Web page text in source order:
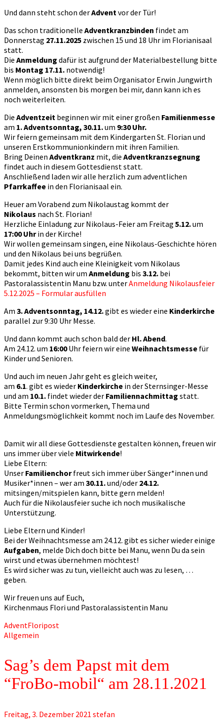
Und dann steht schon derAdvent vor der Tür!
Das schon traditionelle Adventkranzbinden findet am
Donnerstag 27.11.2025 zwischen 15 und 18 Uhr im Florianisaal
statt.
Die Anmeldung dafür ist aufgrund der Materialbestellung bitte
bis Montag 17.11. notwendig!
Wenn möglich bitte direkt beim Organisator Erwin Jungwirth
anmelden, ansonsten bis morgen bei mir, dann kann ich es
noch weiterleiten.
Die Adventzeit beginnen wir mit einer großen Familienmesse
am 1. Adventsonntag, 30.11.um 9:30 Uhr.
Wir feiern gemeinsam mit dem Kindergarten St. Florian und
unseren Erstkommunionkindern mit ihren Familien.
Bring Deinen Adventkranz mit, die Adventkranzsegnung
findet auch in diesem Gottesdienst statt.
Anschließend laden wir alle herzlich zum adventlichen
Pfarrkaffee in den Florianisaal ein.
Heuer am Vorabend zum Nikolaustag kommt der
Nikolaus nach St. Florian!
Herzliche Einladung zur Nikolaus-Feier am Freitag 5.12.um
17:00 Uhrin der Kirche!
Wir wollen gemeinsam singen, eine Nikolaus-Geschichte hören
und den Nikolaus bei uns begrüßen.
Damit jedes Kind auch eine Kleinigkeit vom Nikolaus
bekommt, bitten wir um Anmeldung bis 3.12. bei
Pastoralassistentin Manu bzw. unterAnmeldung Nikolausfeier
5.12.2025 – Formular ausfüllen
Am 3. Adventsonntag, 14.12.gibt es wieder eine Kinderkirche
parallel zur 9:30 Uhr Messe.
Und dann kommt auch schon bald der Hl. Abend.
Am 24.12. um 16:00Uhr feiern wir eine Weihnachtsmesse für
Kinder und Senioren.
Und auch im neuen Jahr geht es gleich weiter,
am 6.1. gibt es wieder Kinderkirche in der Sternsinger-Messe
und am 10.1. findet wieder der Familiennachmittag statt.
Bitte Termin schon vormerken, Thema und
Anmeldungsmöglichkeit kommt noch im Laufe des November.
Damit wir all diese Gottesdienste gestalten können, freuen wir
uns immer über viele Mitwirkende!
Liebe Eltern:
Unser Familienchorfreut sich immer über Sänger*innen und
Musiker*innen – wer am 30.11.und/oder 24.12.
mitsingen/mitspielen kann, bitte gern melden!
Auch für die Nikolausfeier suche ich noch musikalische
Unterstützung.
Liebe Eltern und Kinder!
Bei der Weihnachtsmesse am 24.12. gibt es sicher wieder einige
Aufgaben, melde Dich doch bitte bei Manu, wenn Du da sein
wirst und etwas übernehmen möchtest!
Es wird sicher was zu tun, vielleicht auch was zu lesen, …
geben.
Wir freuen uns auf Euch,
Kirchenmaus Flori und Pastoralassistentin Manu
AdventFloripost
Allgemein
Sag’s dem Papst mit dem
“FroBo-mobil“ am 28.11.2021
Freitag, 3. Dezember 2021 stefan